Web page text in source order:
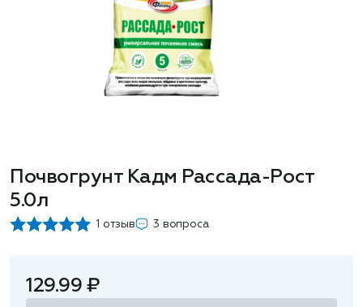
Почвогрунт Кадм Рассада-Рост
5.0л
1 отзыв 3 вопроса
129.99 ₽